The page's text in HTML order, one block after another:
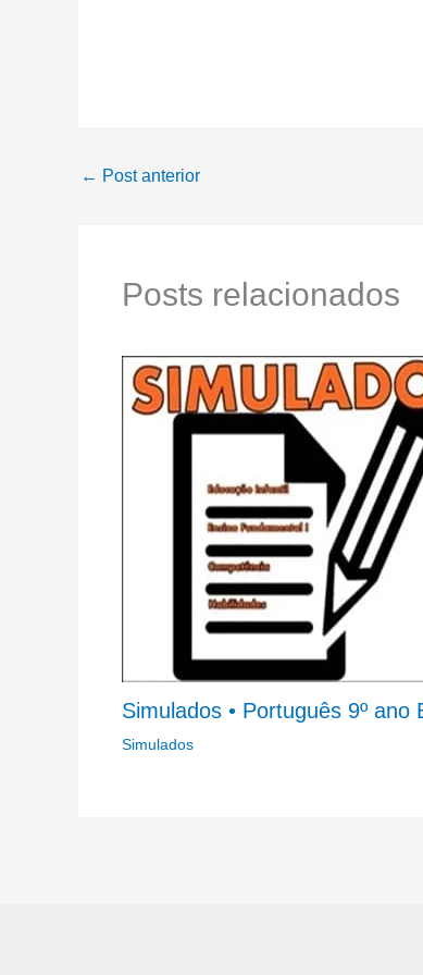
← Post anterior
Posts relacionados
Simulados • Português 9º ano
Simulados